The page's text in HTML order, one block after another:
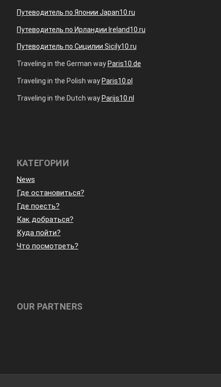
Путеводитель по Японии Japan10.ru
Путеводитель по Ирландии Ireland10.ru
Путеводитель по Сицилии Sicily10.ru
Traveling in the German way Paris10.de
Traveling in the Polish way Paris10.pl
Traveling in the Dutch way Parijs10.nl
КАТЕГОРИИ
News
Где остановиться?
Где поесть?
Как добраться?
Куда пойти?
Что посмотреть?
OUR PARTNERS